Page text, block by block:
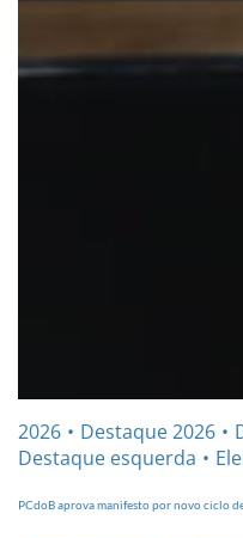
2026 Destaque 2026
Destaque esquerda
PCdoB aprova manifesto por novo ciclo